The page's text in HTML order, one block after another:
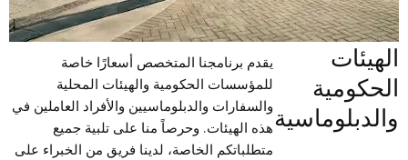
الهيئات
الحكومية
والدبلوماسية
يقدم برنامجنا المتخصص أسعارًا خاصة
للمؤسسات الحكومية والهيئات المحلية
والسفارات والدبلوماسيين والأفراد العاملين في
هذه الهيئات. وحرصاً منا على تلبية جميع
متطلباتكم الخاصة، لدينا فريق من الخبراء على